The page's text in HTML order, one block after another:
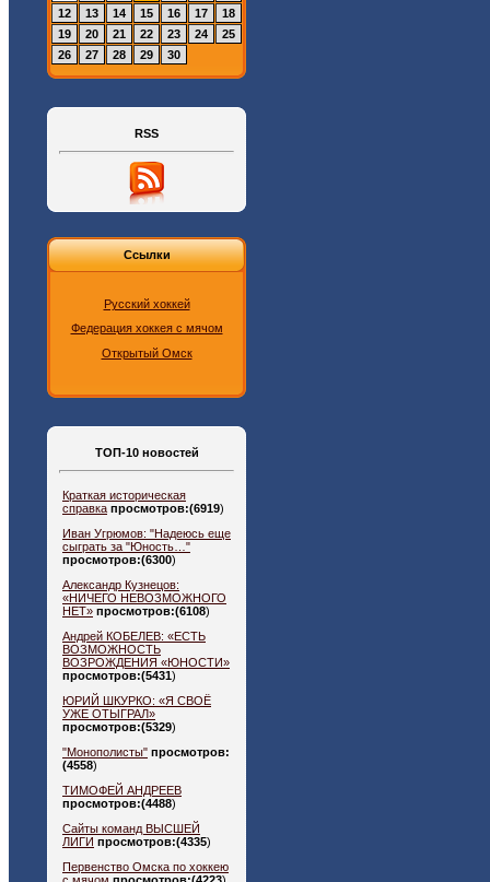
12
13 14 15 16 17
18
19
20 21 22 23 24
25
26
27 28 29 30
RSS
Ссылки
Русский хоккей
Федерация хоккея с мячом
Открытый Омск
ТОП-10 новостей
Краткая историческая
справка просмотров:(6919)
Иван Угрюмов: "Надеюсь еще
сыграть за "Юность…"
просмотров:(6300)
Александр Кузнецов:
«НИЧЕГО НЕВОЗМОЖНОГО
НЕТ» просмотров:(6108)
Андрей КОБЕЛЕВ: «ЕСТЬ
ВОЗМОЖНОСТЬ
ВОЗРОЖДЕНИЯ «ЮНОСТИ»
просмотров:(5431)
ЮРИЙ ШКУРКО: «Я СВОЁ
УЖЕ ОТЫГРАЛ»
просмотров:(5329)
"Монополисты" просмотров:
(4558)
ТИМОФЕЙ АНДРЕЕВ
просмотров:(4488)
Сайты команд ВЫСШЕЙ
ЛИГИ просмотров:(4335)
Первенство Омска по хоккею